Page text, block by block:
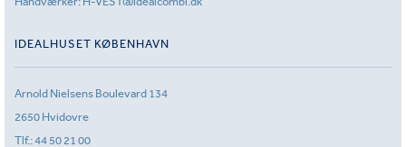
IDEALHUSET KØBENHAVN
Arnold Nielsens Boulevard 134
2650 Hvidovre
Tlf.:44 50 21 00